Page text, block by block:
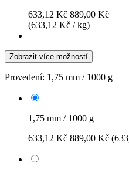
633,12 Kč 889,00 Kč
(633,12 Kč / kg)
Zobrazit více možností
Provedení: 1,75 mm / 1000 g
1,75 mm / 1000 g
633,12 Kč 889,00 Kč